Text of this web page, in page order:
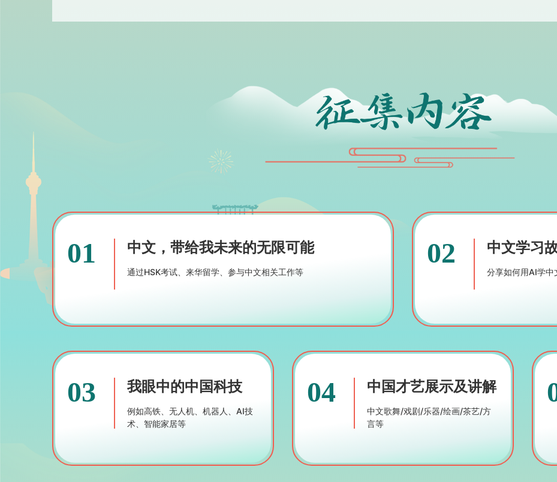
01 中文，带给我未来的无限可能
通过HSK考试、来华留学、参与中文相关工作等
02 中文学习
分享如何用AI学中
03 我眼中的中国科技
例如高铁、无人机、机器人、AI技
术、智能家居等
04 中国才艺展示及讲解
中文歌舞/戏剧/乐器/绘画/茶艺/方
言等